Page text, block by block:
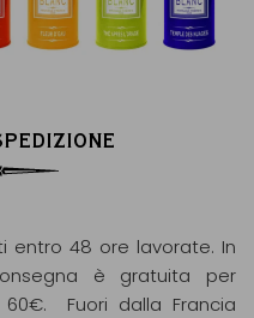
entro 48 ore lavorate. In
è gratuita per
Fuori dalla Francia